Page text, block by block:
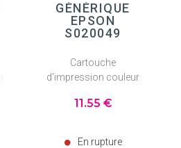
GÉNÉRIQUE
EPSON
S020049
Cartouche
d'impression couleur
11.55 €
En rupture